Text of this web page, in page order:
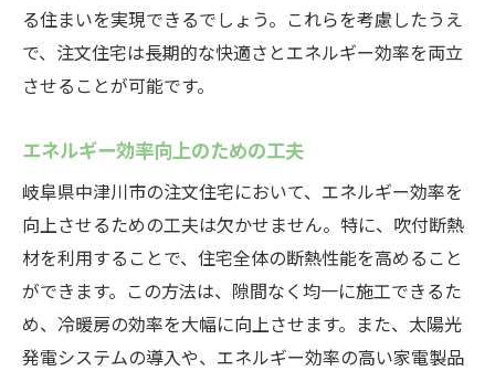
再生可能エネルギーの活用
エネルギー効率の高い設計
実際のエネルギー消費データ
識とその効果
高断熱住宅の最新技術
岐阜県中津川市の住宅市場動向
吹付断熱の最新導入事例
高断熱住宅の未来展望
各家庭に合わせたカスタマイズ方法
る住まいを実現できるでしょう。これらを考慮したうえ
で、注文住宅は長期的な快適さとエネルギー効率を両立
させることが可能です。
エネルギー効率向上のための工夫
岐阜県中津川市の注文住宅において、エネルギー効率を
向上させるための工夫は欠かせません。特に、吹付断熱
材を利用することで、住宅全体の断熱性能を高めること
ができます。この方法は、隙間なく均一に施工できるた
め、冷暖房の効率を大幅に向上させます。また、太陽光
発電システムの導入や、エネルギー効率の高い家電製品